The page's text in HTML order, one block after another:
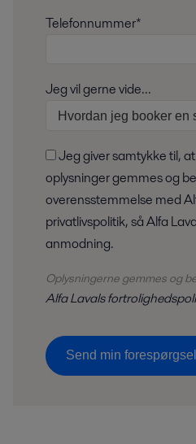
Telefonnummer*
Jeg vil gerne vide...
oplysninger gemmes og
overensstemmelse med
privatlivspolitik, så Alfa
anmodning.
Oplysningerne gemmes og
Alfa Lavals
Send min forespørgsel